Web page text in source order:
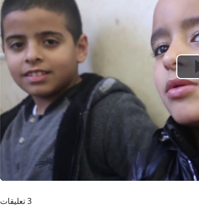
Play
Video
3 تعليقات